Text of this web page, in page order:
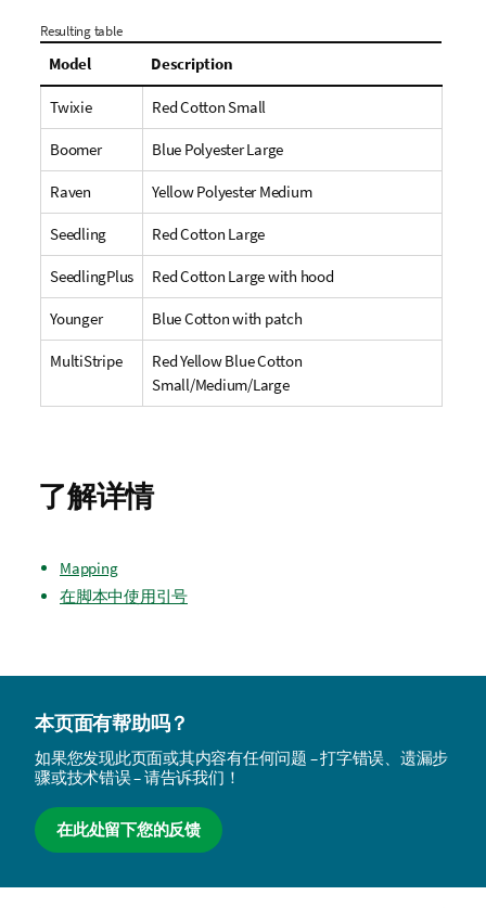
Resulting table
Model Description
Twixie Red Cotton Small
Boomer Blue Polyester Large
Raven Yellow Polyester Medium
Seedling Red Cotton Large
SeedlingPlus Red Cotton Large with hood
Younger Blue Cotton with patch
MultiStripe
Red Yellow Blue Cotton
Small/Medium/Large
了解详情
Mapping
在脚本中使用引号
本页面有帮助吗？
如果您发现此页面或其内容有任何问题 – 打字错误、遗漏步
骤或技术错误 – 请告诉我们！
在此处留下您的反馈